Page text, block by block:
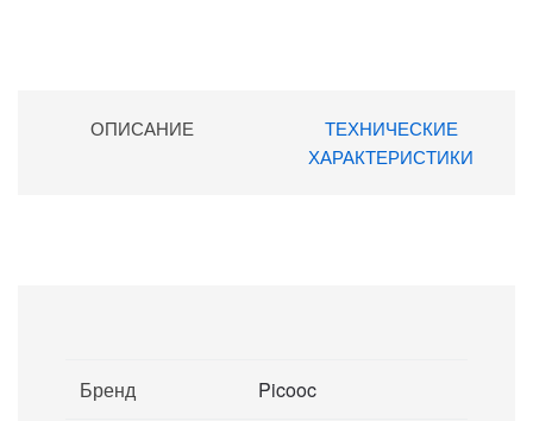
ОПИСАНИЕ
ТЕХНИЧЕСКИЕ
ХАРАКТЕРИСТИКИ
Бренд Picooc